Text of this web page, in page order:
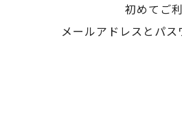
初めてご
メールアドレスとパ